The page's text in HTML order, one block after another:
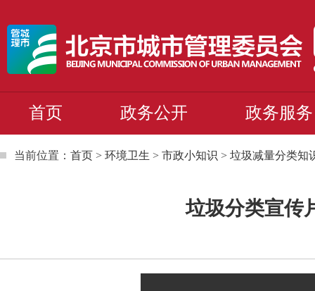
首页 政务公开 政务服务
当前位置： 首页 > 环境卫生 > 市政小知识 > 垃圾减量分类知
垃圾分类宣传